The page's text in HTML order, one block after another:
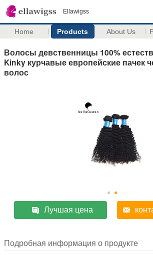
Ellawigss
Home Products About Us
Волосы девственницы 100%
Kinky курчавые европейские пачек
волос
Лучшая цена
Подробная информация о продукте